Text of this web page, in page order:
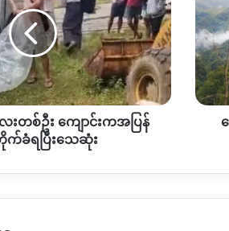
တစ်ဦး ကျောင်းကအပြန်
က်ခံရပြီးသေဆုံး
မှာ
ဆန်
တစ်
အိတ်
ကျပ်
၅
ထိ